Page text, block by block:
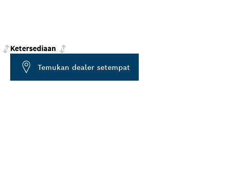
Ketersediaan
Temukan dealer setempat